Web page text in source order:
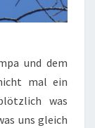
und dem
mal ein
was
uns gleich